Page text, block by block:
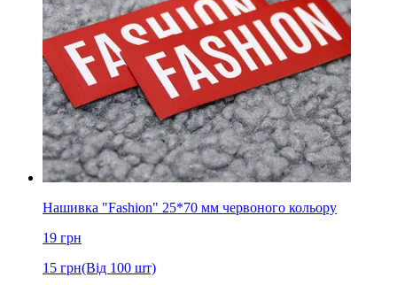
Нашивка "Fashion" 25*70 мм червоного кольору
19 грн
15 грн(Від 100 шт)